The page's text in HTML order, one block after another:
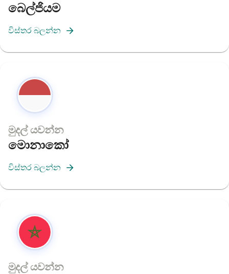
බෙල්ජියම
විස්තර බලන්න
මුදල් යවන්න
මොනාකෝ
විස්තර බලන්න
මුදල් යවන්න